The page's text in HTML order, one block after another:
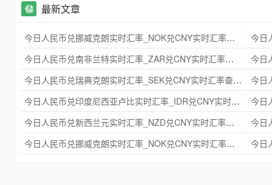
最新文章
今日人民币兑挪威克朗实时汇率_NOK兑CNY实时汇率查询 2025年09月21日
今日人民币兑南非兰特实时汇率_ZAR兑CNY实时汇率查询 2025年09月21日
今日人民币兑瑞典克朗实时汇率_SEK兑CNY实时汇率查询 2025年09月21日
今日人民币兑印度尼西亚卢比实时汇率_IDR兑CNY实时汇率查询 2025年09月21日
今日人民币兑新西兰元实时汇率_NZD兑CNY实时汇率查询 2025年09月21日
今日人民币兑挪威克朗实时汇率_NOK兑CNY实时汇率查询 2025年09月21日